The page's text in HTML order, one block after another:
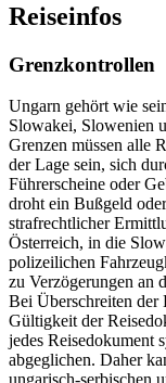
Reiseinfos
Grenzkontrollen
Ungarn gehört wie
Slowakei, Slowenien
Grenzen müssen alle
der Lage sein, sich
Führerscheine oder
droht ein Bußgeld
strafrechtlicher
Österreich, in die
polizeilichen
zu Verzögerungen an
Bei Überschreiten
Gültigkeit der
jedes Reisedokument
abgeglichen. Daher